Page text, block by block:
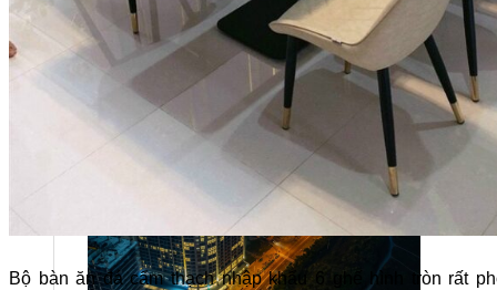
Bộ bàn ăn đá cẩm thạch nhập khẩu 6 ghế hình tròn rất